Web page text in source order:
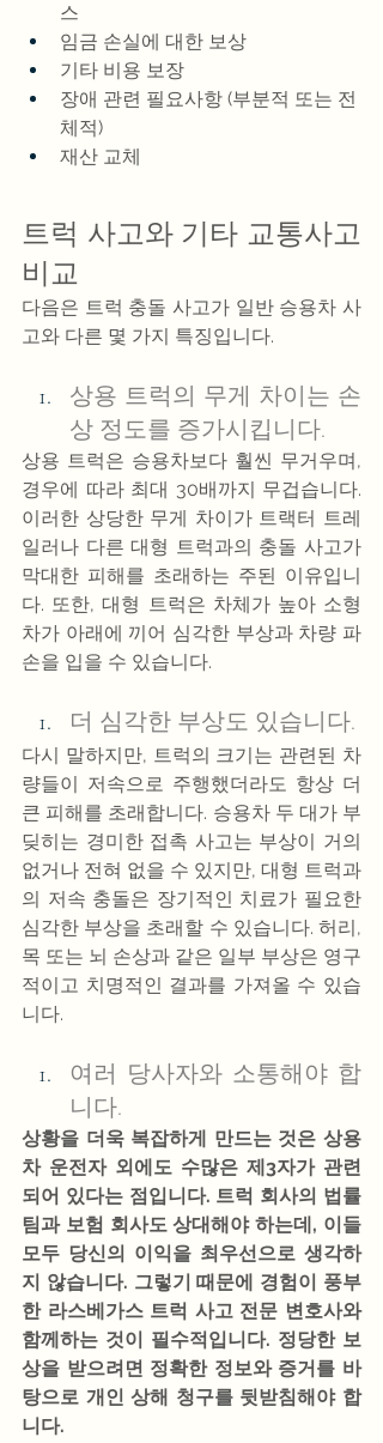
스
임금 손실에 대한 보상
기타 비용 보장
장애 관련 필요사항 (부분적 또는 전
체적)
재산 교체
트럭 사고와 기타 교통사고
비교
다음은 트럭 충돌 사고가 일반 승용차 사
고와 다른 몇 가지 특징입니다.
상용 트럭의 무게 차이는 손
상 정도를 증가시킵니다.
상용 트럭은 승용차보다 훨씬 무거우며,
경우에 따라 최대 30배까지 무겁습니다.
이러한 상당한 무게 차이가 트랙터 트레
일러나 다른 대형 트럭과의 충돌 사고가
막대한 피해를 초래하는 주된 이유입니
다. 또한, 대형 트럭은 차체가 높아 소형
차가 아래에 끼어 심각한 부상과 차량 파
손을 입을 수 있습니다.
더 심각한 부상도 있습니다.
다시 말하지만, 트럭의 크기는 관련된 차
량들이 저속으로 주행했더라도 항상 더
큰 피해를 초래합니다. 승용차 두 대가 부
딪히는 경미한 접촉 사고는 부상이 거의
없거나 전혀 없을 수 있지만, 대형 트럭과
의 저속 충돌은 장기적인 치료가 필요한
심각한 부상을 초래할 수 있습니다. 허리,
목 또는 뇌 손상과 같은 일부 부상은 영구
적이고 치명적인 결과를 가져올 수 있습
니다.
여러 당사자와 소통해야 합
니다.
상황을 더욱 복잡하게 만드는 것은 상용
차 운전자 외에도 수많은 제3자가 관련
되어 있다는 점입니다. 트럭 회사의 법률
팀과 보험 회사도 상대해야 하는데, 이들
모두 당신의 이익을 최우선으로 생각하
지 않습니다. 그렇기 때문에 경험이 풍부
한 라스베가스 트럭 사고 전문 변호사와
함께하는 것이 필수적입니다. 정당한 보
상을 받으려면 정확한 정보와 증거를 바
탕으로 개인 상해 청구를 뒷받침해야 합
니다.